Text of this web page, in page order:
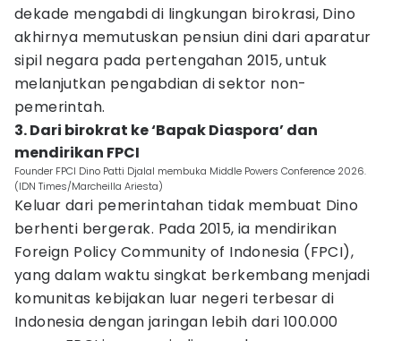
dekade mengabdi di lingkungan birokrasi, Dino
akhirnya memutuskan pensiun dini dari aparatur
sipil negara pada pertengahan 2015, untuk
melanjutkan pengabdian di sektor non-
pemerintah.
3. Dari birokrat ke ‘Bapak Diaspora’ dan
mendirikan FPCI
Founder FPCI Dino Patti Djalal membuka Middle Powers Conference 2026.
(IDN Times/Marcheilla Ariesta)
Keluar dari pemerintahan tidak membuat Dino
berhenti bergerak. Pada 2015, ia mendirikan
Foreign Policy Community of Indonesia (FPCI),
yang dalam waktu singkat berkembang menjadi
komunitas kebijakan luar negeri terbesar di
Indonesia dengan jaringan lebih dari 100.000